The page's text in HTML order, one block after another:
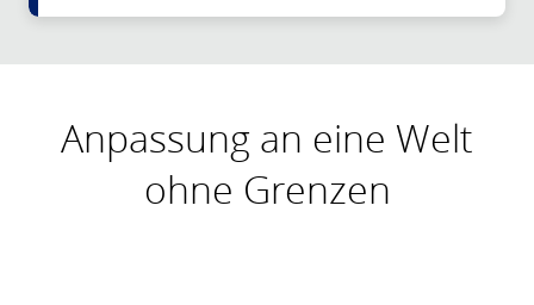
Anpassung an eine Welt
ohne Grenzen